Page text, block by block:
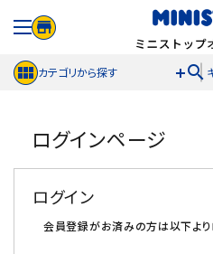
カテゴリから探す search
meeting_room ログイン person 新規
セール商品
ログインページ
ログイン
会員登録がお済みの方は以下より